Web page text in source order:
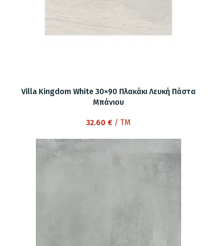
Villa Kingdom White 30×90 Πλακάκι Λευκή Πάστα
Μπάνιου
32.60 € / TM